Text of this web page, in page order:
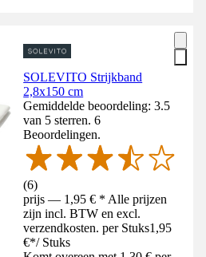
SOLEVITO Strijkband
2,8x150 cm
Gemiddelde beoordeling: 3.5
van 5 sterren. 6
Beoordelingen.
(6)
prijs — 1,95 € * Alle prijzen
zijn incl. BTW en excl.
verzendkosten. per Stuks1,95
€*/ Stuks